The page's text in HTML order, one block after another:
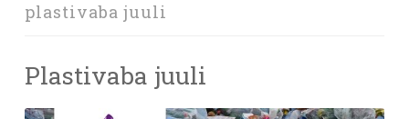
plastivaba juuli
Plastivaba juuli